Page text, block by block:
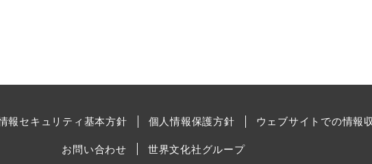
報セキュリティ基本方針 個人情報保護方針 ウェブサイトでの情報
お問い合わせ 世界文化社グループ